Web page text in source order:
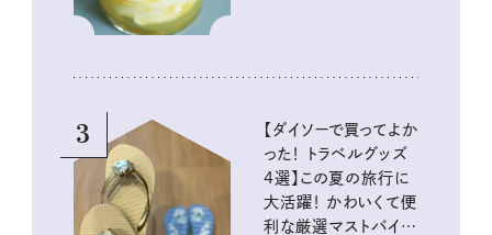
3
【ダイソーで買ってよか
った！ トラベルグッズ
4選】この夏の旅行に
大活躍！ かわいくて便
利な厳選マストバイア